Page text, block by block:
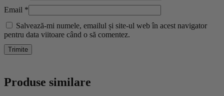
Email *
Salvează-mi numele, emailul și site-ul web în acest navigator
pentru data viitoare când o să comentez.
Produse similare